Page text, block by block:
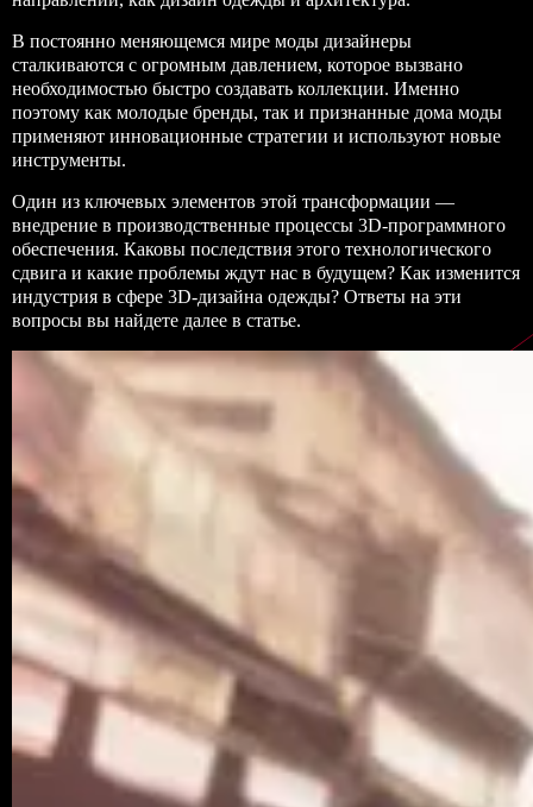
В постоянно меняющемся мире моды дизайнеры
сталкиваются с огромным давлением, которое вызвано
необходимостью быстро создавать коллекции. Именно
поэтому как молодые бренды, так и признанные дома моды
применяют инновационные стратегии и используют новые
инструменты.
Один из ключевых элементов этой трансформации —
внедрение в производственные процессы 3D-программного
обеспечения. Каковы последствия этого технологического
сдвига и какие проблемы ждут нас в будущем? Как изменится
индустрия в сфере 3D-дизайна одежды? Ответы на эти
вопросы вы найдете далее в статье.